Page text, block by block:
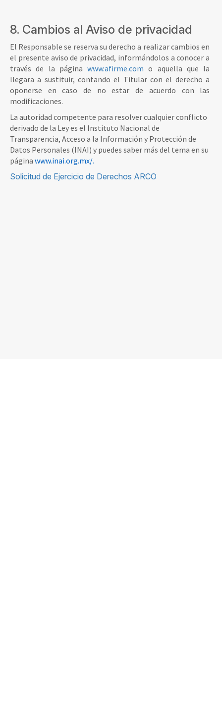
8. Cambios al Aviso de privacidad
El Responsable se reserva su derecho a realizar cambios en
el presente aviso de privacidad, informándolos a conocer a
través de la páginawww.afirme.como aquella que la
llegara a sustituir, contando el Titular con el derecho a
oponerse en caso de no estar de acuerdo con las
modificaciones.
La autoridad competente para resolver cualquier conflicto
derivado de la Ley es el Instituto Nacional de
Transparencia, Acceso a la Información y Protección de
Datos Personales (INAI) y puedes saber más del tema en su
página www.inai.org.mx/.
Solicitud de Ejercicio de Derechos ARCO